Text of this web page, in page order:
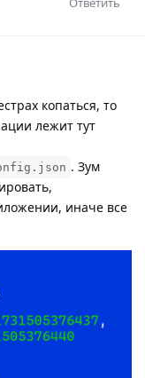
копаться, то
лежит тут
. Зум
иначе все